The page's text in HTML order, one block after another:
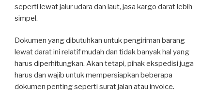
seperti lewat jalur udara dan laut, jasa kargo darat lebih
simpel.
Dokumen yang dibutuhkan untuk pengiriman barang
lewat darat ini relatif mudah dan tidak banyak hal yang
harus diperhitungkan. Akan tetapi, pihak ekspedisi juga
harus dan wajib untuk mempersiapkan beberapa
dokumen penting seperti surat jalan atau invoice.